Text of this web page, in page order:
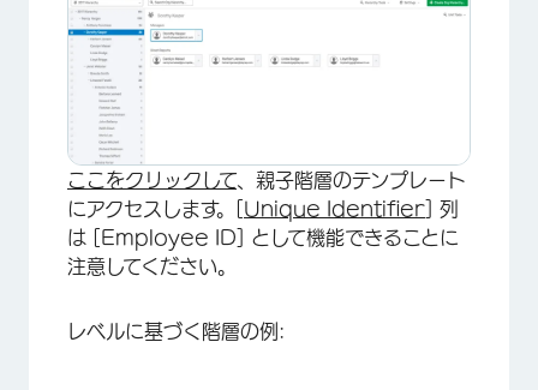
ここをクリックして 、親子階層のテンプレート
にアクセスします。[ Unique Identifier ] 列
は [Employee ID] として機能できることに
注意してください。
レベルに基づく階層の例: